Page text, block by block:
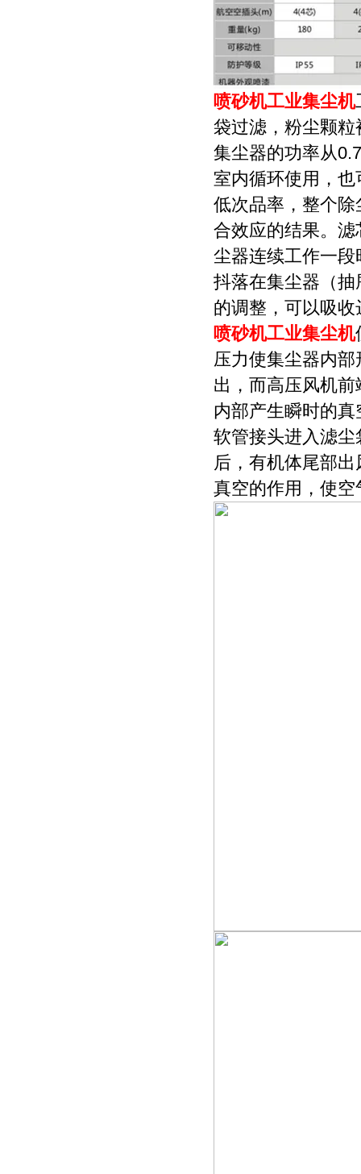
喷砂机工业集尘机
袋过滤，粉尘颗
集尘器的功率从
室内循环使用，
低次品率，整个
合效应的结果。
尘器连续工作一
抖落在集尘器（
的调整，可以吸
喷砂机工业集尘机
压力使集尘器内
出，而高压风机
内部产生瞬时的
软管接头进入滤
后，有机体尾部
真空的作用，使